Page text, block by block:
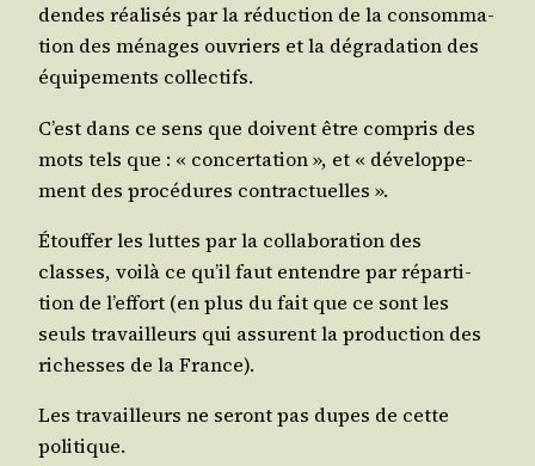
dendes réa­li­sés par la réduc­tion de la consom­ma­
tion des ménages ouvriers et la dégra­da­tion des
équi­pe­ments collectifs.
C’est dans ce sens que doivent être com­pris des
mots tels que : « concer­ta­tion », et « déve­lop­pe­
ment des pro­cé­dures contractuelles ».
Étouf­fer les luttes par la col­la­bo­ra­tion des
classes, voi­là ce qu’il faut entendre par répar­ti­
tion de l’ef­fort (en plus du fait que ce sont les
seuls tra­vailleurs qui assurent la pro­duc­tion des
richesses de la France).
Les tra­vailleurs ne seront pas dupes de cette
politique.